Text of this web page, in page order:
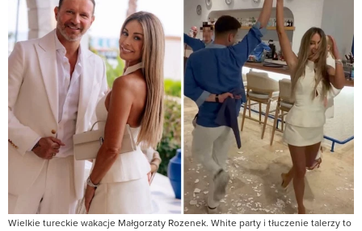
Wielkie tureckie wakacje Małgorzaty Rozenek. White party i tłuczenie talerzy to